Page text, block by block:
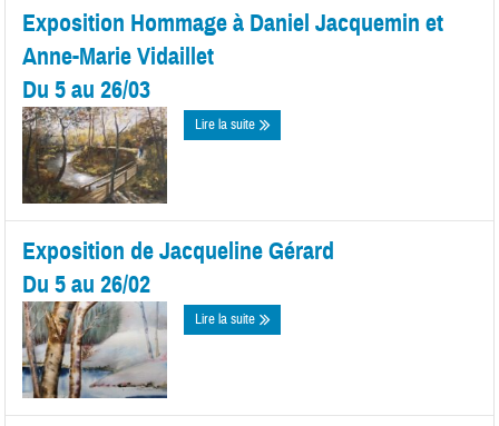
Exposition Hommage à Daniel Jacquemin et
Anne-Marie Vidaillet
Du 5 au 26/03
Lire la suite
Exposition de Jacqueline Gérard
Du 5 au 26/02
Lire la suite